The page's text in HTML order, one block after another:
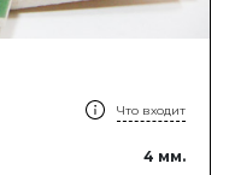
Что входит
4 мм.